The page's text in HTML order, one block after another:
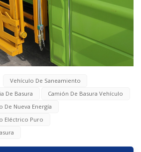
Vehículo De Saneamiento
De Basura
Camión De Basura Vehículo
De Nueva Energía
Eléctrico Puro